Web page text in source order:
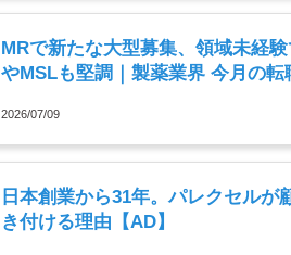
MRで新たな大型募集、領域未経
やMSLも堅調｜製薬業界 今月の
2026/07/09
日本創業から31年。パレクセルが
き付ける理由【AD】